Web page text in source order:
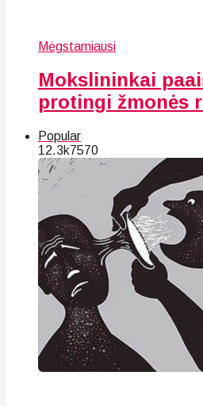
Mėgstamiausi
Mokslininkai
protingi žmonės
Popular
12.3k7570